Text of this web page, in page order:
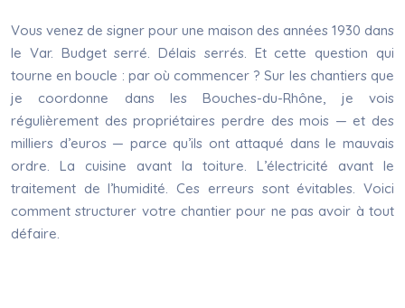
Vous venez de signer pour une maison des années 1930 dans
le Var. Budget serré. Délais serrés. Et cette question qui
tourne en boucle : par où commencer ? Sur les chantiers que
je coordonne dans les Bouches-du-Rhône, je vois
régulièrement des propriétaires perdre des mois — et des
milliers d’euros — parce qu’ils ont attaqué dans le mauvais
ordre. La cuisine avant la toiture. L’électricité avant le
traitement de l’humidité. Ces erreurs sont évitables. Voici
comment structurer votre chantier pour ne pas avoir à tout
défaire.